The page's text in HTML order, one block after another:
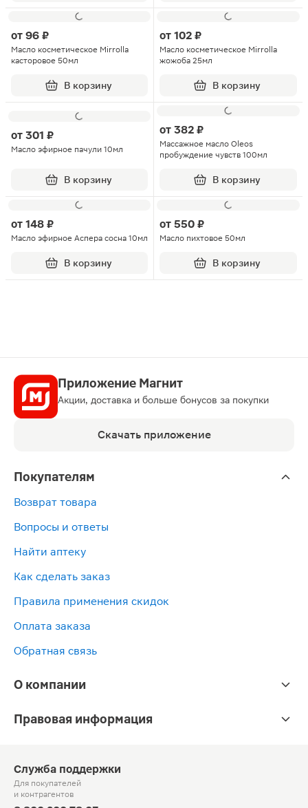
от 96 ₽
Масло косметическое Mirrolla
касторовое 50мл
В корзину
от 102 ₽
Масло косметическое Mirrolla
жожоба 25мл
В корзину
от 301 ₽
Масло эфирное пачули 10мл
В корзину
от 382 ₽
Массажное масло Oleos
пробуждение чувств 100мл
В корзину
от 148 ₽
Масло эфирное Аспера сосна 10мл
В корзину
от 550 ₽
Масло пихтовое 50мл
В корзину
Приложение Магнит
Акции, доставка и больше бонусов за покупки
Скачать приложение
Покупателям
Возврат товара
Вопросы и ответы
Найти аптеку
Как сделать заказ
Правила применения скидок
Оплата заказа
Обратная связь
О компании
Правовая информация
Служба поддержки
Для покупателей
и контрагентов